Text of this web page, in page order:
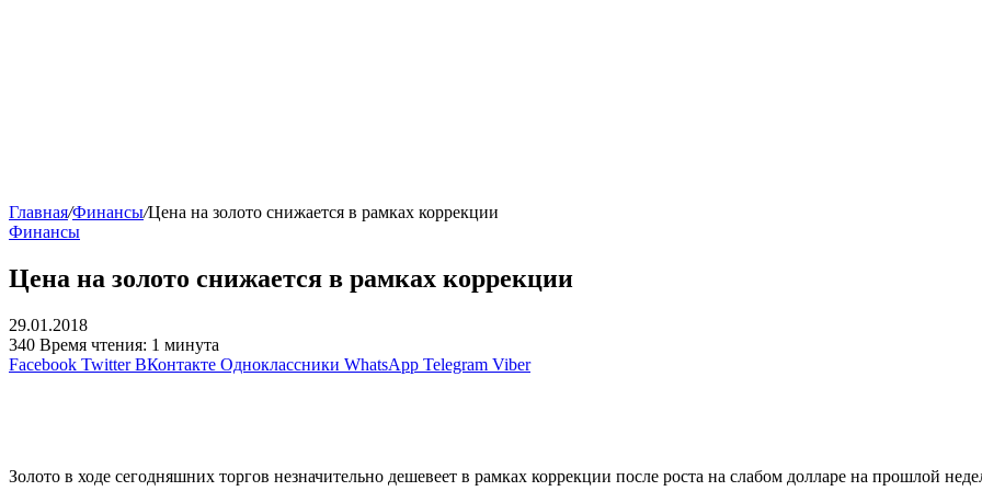
Главная/Финансы/Цена на золото снижается в рамках коррекции
Финансы
Цена на золото снижается в рамках коррекции
29.01.2018
340 Время чтения: 1 минута
Facebook Twitter ВКонтакте Одноклассники WhatsApp Telegram Viber
Золото в ходе сегодняшних торгов незначительно дешевеет в рамках коррекции после роста на слабом долларе на прошлой